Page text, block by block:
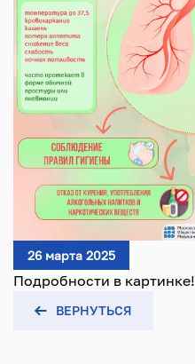
26 марта 2025
Подробности в картинке!
ВЕРНУТЬСЯ